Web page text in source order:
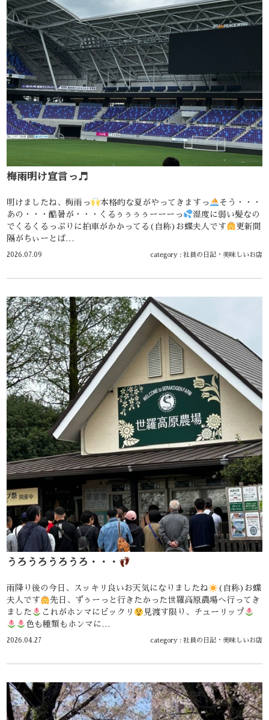
梅雨明け宣言っ♬
明けましたね、梅雨っ 本格的な夏がやってきますっ
そう・・・
あの・・・酷暑が・・・くるぅぅぅぅーーーっ
湿度に弱い髪なの
でくるくるっぷりに拍車がかかってる(自称)お蝶夫人です
更新間
隔がちぃーとば…
2026.07.09 category : 社員の日記・ 美味しいお店
うろうろうろうろ・・・
雨降り後の今日、スッキリ良いお天気になりましたね
(自称)お蝶
夫人です
先日、ずぅーっと行きたかった世羅高原農場へ行ってき
ました
これがホンマにビックリ
見渡す限り、チューリップ
色も種類もホンマに…
2026.04.27 category : 社員の日記・ 美味しいお店